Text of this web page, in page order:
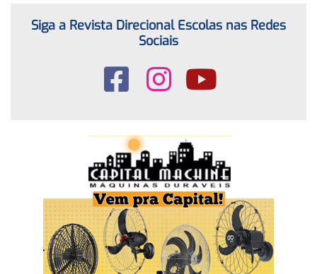
Siga a Revista Direcional Escolas nas Redes
Sociais